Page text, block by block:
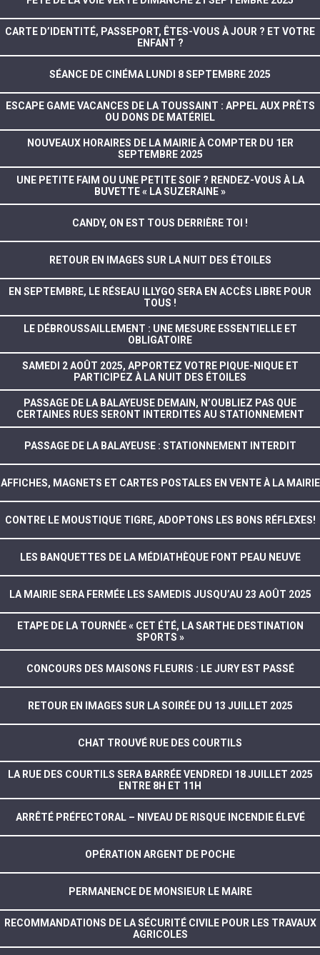
CARTE D’IDENTITÉ, PASSEPORT, ÊTES-VOUS À JOUR ? ET VOTRE
ENFANT ?
SÉANCE DE CINÉMA LUNDI 8 SEPTEMBRE 2025
ESCAPE GAME VACANCES DE LA TOUSSAINT : APPEL AUX PRÊTS
OU DONS DE MATÉRIEL
NOUVEAUX HORAIRES DE LA MAIRIE À COMPTER DU 1ER
SEPTEMBRE 2025
UNE PETITE FAIM OU UNE PETITE SOIF ? RENDEZ-VOUS À LA
BUVETTE « LA SUZERAINE »
CANDY, ON EST TOUS DERRIÈRE TOI !
RETOUR EN IMAGES SUR LA NUIT DES ÉTOILES
EN SEPTEMBRE, LE RÉSEAU ILLYGO SERA EN ACCÈS LIBRE POUR
TOUS !
LE DÉBROUSSAILLEMENT : UNE MESURE ESSENTIELLE ET
OBLIGATOIRE
SAMEDI 2 AOÛT 2025, APPORTEZ VOTRE PIQUE-NIQUE ET
PARTICIPEZ À LA NUIT DES ÉTOILES
PASSAGE DE LA BALAYEUSE DEMAIN, N’OUBLIEZ PAS QUE
CERTAINES RUES SERONT INTERDITES AU STATIONNEMENT
PASSAGE DE LA BALAYEUSE : STATIONNEMENT INTERDIT
AFFICHES, MAGNETS ET CARTES POSTALES EN VENTE À LA MAIRIE
CONTRE LE MOUSTIQUE TIGRE, ADOPTONS LES BONS RÉFLEXES!
LES BANQUETTES DE LA MÉDIATHÈQUE FONT PEAU NEUVE
LA MAIRIE SERA FERMÉE LES SAMEDIS JUSQU’AU 23 AOÛT 2025
ETAPE DE LA TOURNÉE « CET ÉTÉ, LA SARTHE DESTINATION
SPORTS »
CONCOURS DES MAISONS FLEURIS : LE JURY EST PASSÉ
RETOUR EN IMAGES SUR LA SOIRÉE DU 13 JUILLET 2025
CHAT TROUVÉ RUE DES COURTILS
LA RUE DES COURTILS SERA BARRÉE VENDREDI 18 JUILLET 2025
ENTRE 8H ET 11H
ARRÊTÉ PRÉFECTORAL – NIVEAU DE RISQUE INCENDIE ÉLEVÉ
OPÉRATION ARGENT DE POCHE
PERMANENCE DE MONSIEUR LE MAIRE
RECOMMANDATIONS DE LA SÉCURITÉ CIVILE POUR LES TRAVAUX
AGRICOLES